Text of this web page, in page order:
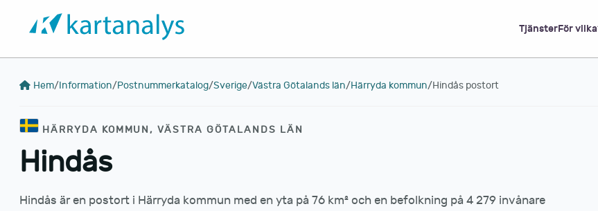
TjänsterFör
Hem/Information/Postnummerkatalog/Sverige/Västra Götalands län/Härryda kommun/Hindås postort
HÄRRYDA KOMMUN, VÄSTRA GÖTALANDS LÄN
Hindås
Hindås är en postort i Härryda kommun med en yta på 76 km² och en befolkning på 4 279 invånare